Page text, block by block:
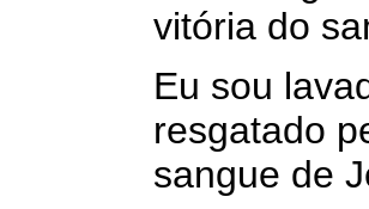
vitória do
Eu sou
resgatado
sangue de